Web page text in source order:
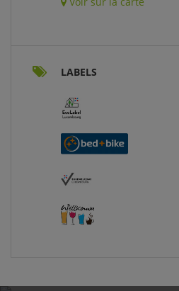
LABELS